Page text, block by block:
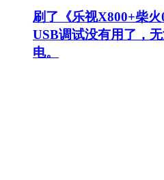
刷了《乐视X800+柴
USB调试没有用了，
电。